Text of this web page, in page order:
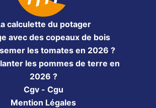
calculette du potager
avec des copeaux de bois
les tomates en 2026 ?
les pommes de terre en
2026 ?
Cgv - Cgu
Mention Légales